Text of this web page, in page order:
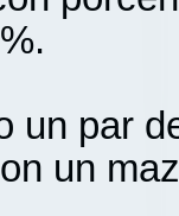
un par
un